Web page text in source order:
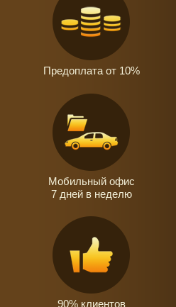
Предоплата от 10%
Мобильный офис
7 дней в неделю
90% клиентов